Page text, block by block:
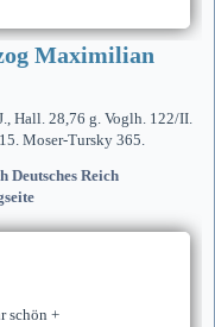
Maximilian
Hall. 28,76 g. Voglh. 122/II.
Moser-Tursky 365.
Deutsches Reich
schön +